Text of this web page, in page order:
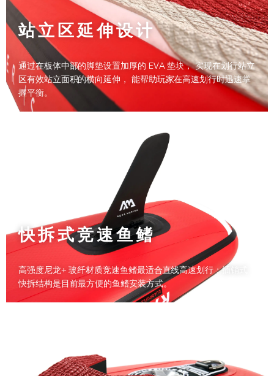
站立区延伸设计
通过在板体中部的脚垫设置加厚的 EVA 垫块， 实现在划行站立
区有效站立面积的横向延伸， 能帮助玩家在高速划行时迅速掌
握平衡。
快拆式竞速鱼鳍
高强度尼龙+ 玻纤材质竞速鱼鳍最适合直线高速划行；插销式
快拆结构是目前最方便的鱼鳍安装方式。